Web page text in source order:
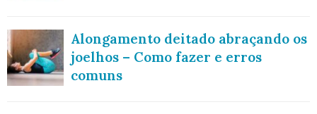
Alongamento deitado abraçando os
joelhos – Como fazer e erros
comuns